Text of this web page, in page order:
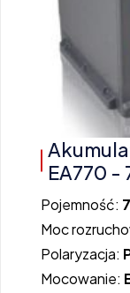
EA770 -
Pojemność:
Moc
Polaryzacja:
Mocowanie: